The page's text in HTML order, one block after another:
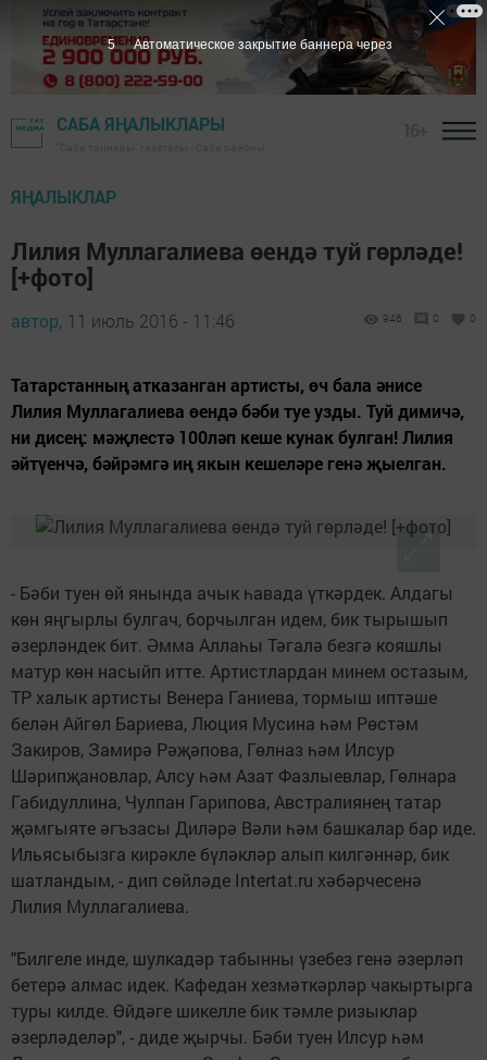
САБА ЯҢАЛЫКЛАРЫ
ЯҢАЛЫКЛАР
Лилия Муллагалиева өендә туй гөрләде!
[+фото]
автор, 11 июль 2016 - 11:46 946 0 0
Татарстанның атказанган артисты, өч бала әнисе
Лилия Муллагалиева өендә бәби туе узды. Туй димичә,
ни дисең: мәҗлестә 100ләп кеше кунак булган! Лилия
әйтүенчә, бәйрәмгә иң якын кешеләре генә җыелган.
- Бәби туен өй янында ачык һавада үткәрдек. Алдагы
көн яңгырлы булгач, борчылган идем, бик тырышып
әзерләндек бит. Әмма Аллаһы Тәгалә безгә кояшлы
матур көн насыйп итте. Артистлардан минем остазым,
ТР халык артисты Венера Ганиева, тормыш иптәше
белән Айгөл Бариева, Люция Мусина һәм Рөстәм
Закиров, Замирә Рәҗәпова, Гөлназ һәм Илсур
Шәрипҗановлар, Алсу һәм Азат Фазлыевлар, Гөлнара
Габидуллина, Чулпан Гарипова, Австралиянең татар
җәмгыяте әгъзасы Диләрә Вәли һәм башкалар бар иде.
Ильясыбызга кирәкле бүләкләр алып килгәннәр, бик
шатландым, - дип сөйләде Intertat.ru хәбәрчесенә
Лилия Муллагалиева.
"Билгеле инде, шулкадәр табынны үзебез генә әзерләп
бетерә алмас идек. Кафедан хезмәткәрләр чакыртырга
туры килде. Өйдәге шикелле бик тәмле ризыклар
әзерләделәр", - диде җырчы. Бәби туен Илсур һәм
4 Автоматическое закрытие баннера через